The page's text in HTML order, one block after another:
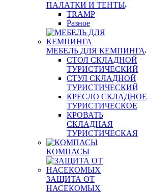
ПАЛАТКИ И ТЕНТЫ
TRAMP
Разное
МЕБЕЛЬ ДЛЯ КЕМПИНГА
СТОЛ СКЛАДНОЙ
ТУРИСТИЧЕСКИЙ
СТУЛ СКЛАДНОЙ
ТУРИСТИЧЕСКИЙ
КРЕСЛО СКЛАДНОЕ
ТУРИСТИЧЕСКОЕ
КРОВАТЬ
СКЛАДНАЯ
ТУРИСТИЧЕСКАЯ
КОМПАСЫ
ЗАЩИТА ОТ
НАСЕКОМЫХ